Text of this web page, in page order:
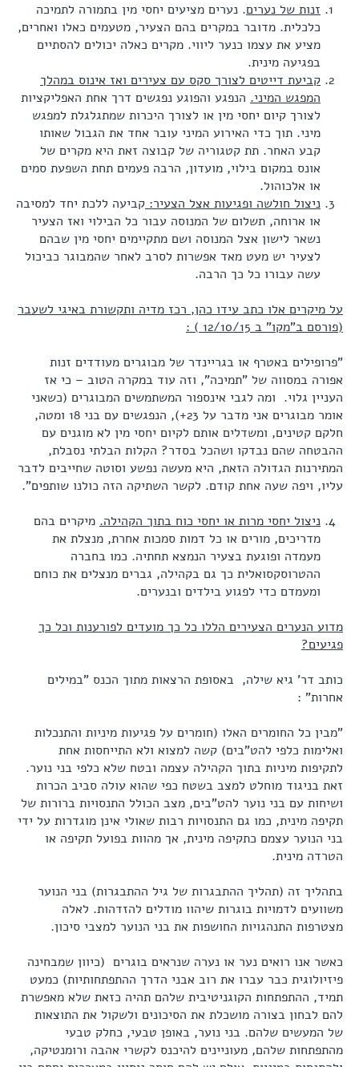
זנות של נערים. נערים מציעים יחסי מין בתמורה לתמיכה
כלכלית. מדובר במקרים בהם הצעיר, מטעמים כאלו ואחרים,
מציע את עצמו כנער ליווי. מקרים כאלה יכולים להסתיים
בפגיעה מינית.
קביעת דייטים לצורך סקס עם צעירים ואז אינוס במהלך
המפגש המיני. הנפגע והפוגע נפגשים דרך אחת האפליקציות
לצורך קיום יחסי מין או לצורך היכרות שמתגלגלת למפגש
מיני. תוך כדי האירוע המיני עובר אחד את הגבול שאותו
קבע האחר. תת קטגוריה של קבוצה זאת היא מקרים של
אונס במקום בילוי, מועדון, הרבה פעמים תחת השפעת סמים
או אלכוהול.
ניצול חולשה ופגיעות אצל הצעיר: קביעה ללכת יחד למסיבה
או ארוחה, תשלום של המנוסה עבור כל הבילוי ואז הצעיר
נשאר לישון אצל המנוסה ושם מתקיימים יחסי מין שבהם
לצעיר יש מעט מאד אפשרות לסרב לאחר שהמבוגר כביכול
עשה עבורו כל כך הרבה.
על מיקרים אלו כתב עידו כהן, רכז מדיה ותקשורת באיגי לשעבר
(פורסם ב"מקו" ב 12/10/15 ) :
"פרופילים באטרף או בגריינדר של מבוגרים מעודדים זנות
אפורה במסווה של "תמיכה", וזה עוד במקרה הטוב – כי אז
העניין גלוי. ומה לגבי אינספור המשתמשים המבוגרים (כשאני
אומר מבוגרים אני מדבר על 23+), הנפגשים עם בני 18 ומטה,
חלקם קטינים, ומשדלים אותם לקיום יחסי מין לא מוגנים עם
ההבטחה שהם נבדקו ושהכל בסדר? הקלות הבלתי נסבלת,
המתירנות הגדולה הזאת, היא מעשה נפשע וסוטה שחייבים לדבר
עליו, ויפה שעה אחת קודם. לקשר השתיקה הזה כולנו שותפים".
ניצול יחסי מרות או יחסי כוח בתוך הקהילה. מיקרים בהם
מדריכים, מורים או כל דמות סמכות אחרת, מנצלת את
מעמדה ופוגעת בצעיר הנמצא תחתיה. כמו בחברה
ההטרוסקסואלית כך גם בקהילה, גברים מנצלים את כוחם
ומעמדם כדי לפגוע בילדים ובנערים.
מדוע הנערים הצעירים הללו כל כך מועדים לפורענות וכל כך
פגיעים?
כותב דר' גיא שילה, באסופת הרצאות מתוך הכנס "במילים
אחרות" :
"מבין כל החומרים האלו (חומרים על פגיעות מיניות והתנכלות
ואלימות כלפי להט"בים) קשה למצוא ולא התייחסות אחת
לתקיפות מיניות בתוך הקהילה עצמה ובטח שלא כלפי בני נוער.
זאת בניגוד מוחלט למצב בשטח כפי שהוא עולה סביב הכרות
ושיחות עם בני נוער להט"בים, מצב הכולל התנסויות ברורות של
תקיפה מינית, כמו גם התנסויות רבות שאולי אינן מוגדרות על ידי
בני הנוער עצמם כתקיפה מינית, אך מהוות בפועל תקיפה או
הטרדה מינית.
בתהליך זה (תהליך ההתבגרות של גיל ההתבגרות) בני הנוער
משוועים לדמויות בוגרות שיהוו מודלים להזדהות. לאלה
מצטרפות התנהגויות החושפות את בני הנוער למצבי סיכון.
כאשר אנו רואים נער או נערה שנראים בוגרים (כיוון שמבחינה
פיזיולוגית כבר עברו את רוב אבני הדרך ההתפתחותיות) כמעט
תמיד, ההתפתחות הקוגניטיבית שלהם תהיה כזאת שלא מאפשרת
להם לבחון בצורה מושכלת את הסיכונים ולשקול את התוצאות
של המעשים שלהם. בני נוער, באופן טבעי, כחלק טבעי
מהתפתחות שלהם, מעוניינים להיכנס לקשרי אהבה ורומנטיקה,